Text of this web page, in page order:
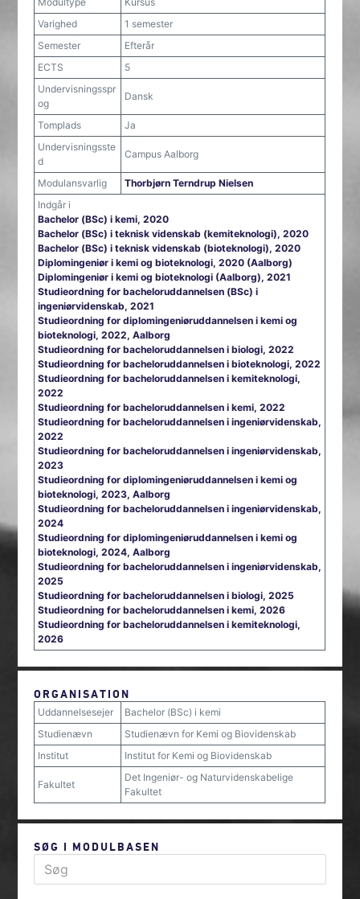
Varighed
1 semester
Semester
Efterår
ECTS
5
Undervisningsspr
og
Dansk
Tomplads
Ja
Undervisningsste
d
Campus Aalborg
Modulansvarlig
Thorbjørn Terndrup Nielsen
Indgår i
Bachelor (BSc) i kemi, 2020
Bachelor (BSc) i teknisk videnskab (kemiteknologi), 2020
Bachelor (BSc) i teknisk videnskab (bioteknologi), 2020
Diplomingeniør i kemi og bioteknologi, 2020 (Aalborg)
Diplomingeniør i kemi og bioteknologi (Aalborg), 2021
Studieordning for bacheloruddannelsen (BSc) i
ingeniørvidenskab, 2021
Studieordning for diplomingeniøruddannelsen i kemi og
bioteknologi, 2022, Aalborg
Studieordning for bacheloruddannelsen i biologi, 2022
Studieordning for bacheloruddannelsen i bioteknologi, 2022
Studieordning for bacheloruddannelsen i kemiteknologi,
2022
Studieordning for bacheloruddannelsen i kemi, 2022
Studieordning for bacheloruddannelsen i ingeniørvidenskab,
2022
Studieordning for bacheloruddannelsen i ingeniørvidenskab,
2023
Studieordning for diplomingeniøruddannelsen i kemi og
bioteknologi, 2023, Aalborg
Studieordning for bacheloruddannelsen i ingeniørvidenskab,
2024
Studieordning for diplomingeniøruddannelsen i kemi og
bioteknologi, 2024, Aalborg
Studieordning for bacheloruddannelsen i ingeniørvidenskab,
2025
Studieordning for bacheloruddannelsen i biologi, 2025
Studieordning for bacheloruddannelsen i kemi, 2026
Studieordning for bacheloruddannelsen i kemiteknologi,
2026
ORGANISATION
Uddannelsesejer
Bachelor (BSc) i kemi
Studienævn
Studienævn for Kemi og Biovidenskab
Institut
Institut for Kemi og Biovidenskab
Fakultet
Det Ingeniør- og Naturvidenskabelige
Fakultet
SØG I MODULBASEN